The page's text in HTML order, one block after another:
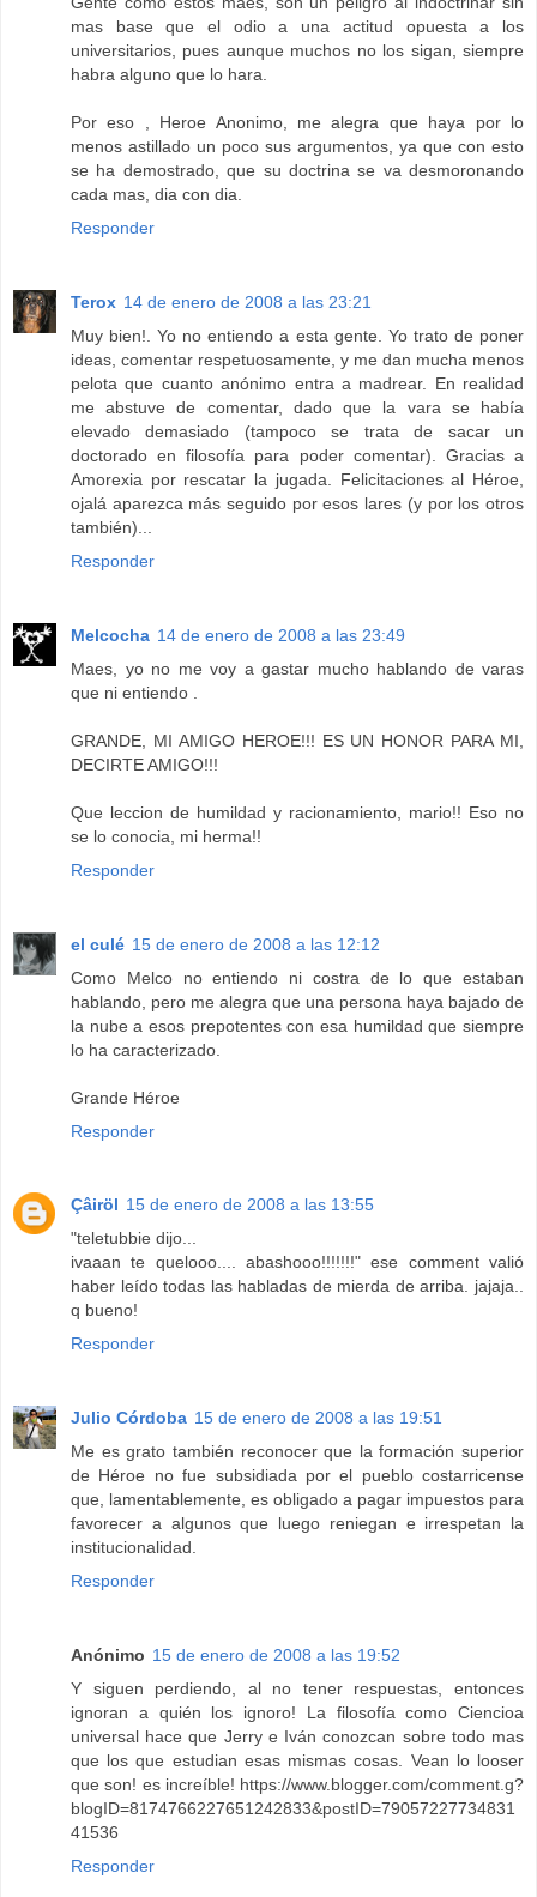
mas base que el odio a una actitud opuesta a los
universitarios, pues aunque muchos no los sigan, siempre
habra alguno que lo hara.
Por eso , Heroe Anonimo, me alegra que haya por lo
menos astillado un poco sus argumentos, ya que con esto
se ha demostrado, que su doctrina se va desmoronando
cada mas, dia con dia.
Responder
Terox 14 de enero de 2008 a las 23:21
Muy bien!. Yo no entiendo a esta gente. Yo trato de poner
ideas, comentar respetuosamente, y me dan mucha menos
pelota que cuanto anónimo entra a madrear. En realidad
me abstuve de comentar, dado que la vara se había
elevado demasiado (tampoco se trata de sacar un
doctorado en filosofía para poder comentar). Gracias a
Amorexia por rescatar la jugada. Felicitaciones al Héroe,
ojalá aparezca más seguido por esos lares (y por los otros
también)...
Responder
Melcocha 14 de enero de 2008 a las 23:49
Maes, yo no me voy a gastar mucho hablando de varas
que ni entiendo .
GRANDE, MI AMIGO HEROE!!! ES UN HONOR PARA MI,
DECIRTE AMIGO!!!
Que leccion de humildad y racionamiento, mario!! Eso no
se lo conocia, mi herma!!
Responder
el culé 15 de enero de 2008 a las 12:12
Como Melco no entiendo ni costra de lo que estaban
hablando, pero me alegra que una persona haya bajado de
la nube a esos prepotentes con esa humildad que siempre
lo ha caracterizado.
Grande Héroe
Responder
Çâiröl 15 de enero de 2008 a las 13:55
"teletubbie dijo...
ivaaan te quelooo.... abashooo!!!!!!!" ese comment valió
haber leído todas las habladas de mierda de arriba. jajaja..
q bueno!
Responder
Julio Córdoba 15 de enero de 2008 a las 19:51
Me es grato también reconocer que la formación superior
de Héroe no fue subsidiada por el pueblo costarricense
que, lamentablemente, es obligado a pagar impuestos para
favorecer a algunos que luego reniegan e irrespetan la
institucionalidad.
Responder
Anónimo 15 de enero de 2008 a las 19:52
Y siguen perdiendo, al no tener respuestas, entonces
ignoran a quién los ignoro! La filosofía como Ciencioa
universal hace que Jerry e Iván conozcan sobre todo mas
que los que estudian esas mismas cosas. Vean lo looser
que son! es increíble! https://www.blogger.com/comment.g?
blogID=8174766227651242833&postID=79057227734831
41536
Responder